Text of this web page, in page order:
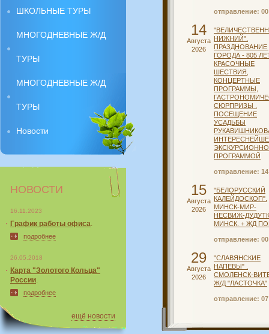
отправление:
14
Августа
2026
НИЖНИЙ".
ПРАЗДНОВАНИЕ
ГОРОДА - 805
КРАСОЧНЫЕ
ШЕСТВИЯ,
КОНЦЕРТНЫЕ
ПРОГРАММЫ,
СЮРПРИЗЫ .
ПОСЕЩЕНИЕ
УСАДЬБЫ
ПРОГРАММОЙ
отправление:
15
Августа
2026
"БЕЛОРУССКИЙ
КАЛЕЙДОСКОП".
МИНСК-МИР-
НЕСВИЖ-
МИНСК. + ЖД
отправление:
29
Августа
2026
"СЛАВЯНСКИЕ
НАПЕВЫ" .
СМОЛЕНСК-
Ж/Д "ЛАСТОЧКА"
отправление:
ШКОЛЬНЫЕ ТУРЫ
МНОГОДНЕВНЫЕ Ж/Д
ТУРЫ
МНОГОДНЕВНЫЕ Ж/Д
ТУРЫ
Новости
НОВОСТИ
16.11.2023
График работы офиса.
подробнее
26.05.2018
Карта "Золотого Кольца"
России.
подробнее
ещё новости